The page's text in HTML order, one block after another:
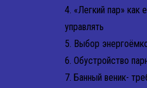
4. «Легкий пар» как
управлять
5. Выбор
6. Обустройство
7. Банный веник-